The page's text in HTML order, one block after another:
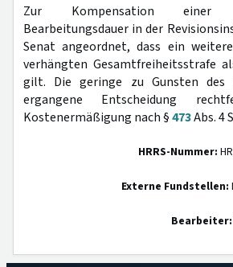
Zur Kompensation einer
Bearbeitungsdauer in der
Senat angeordnet, dass ein
verhängten Gesamtfreiheitsstrafe
gilt. Die geringe zu Gunsten des
ergangene Entscheidung
Kostenermäßigung nach §473Abs. 4
HRRS-Nummer:
Externe Fundstellen:
Bearbeiter: